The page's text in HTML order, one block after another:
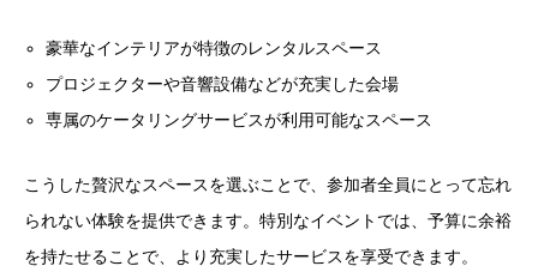
豪華なインテリアが特徴のレンタルスペース
プロジェクターや音響設備などが充実した会場
専属のケータリングサービスが利用可能なスペース
こうした贅沢なスペースを選ぶことで、参加者全員にとって忘れ
られない体験を提供できます。特別なイベントでは、予算に余裕
を持たせることで、より充実したサービスを享受できます。